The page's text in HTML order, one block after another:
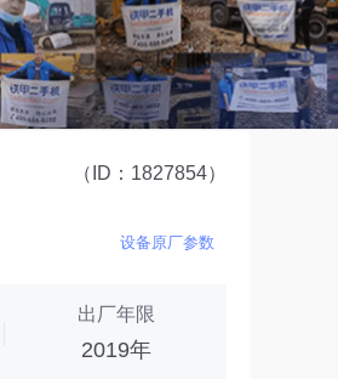
（ID：1827854）
设备原厂参数
出厂年限
2019年